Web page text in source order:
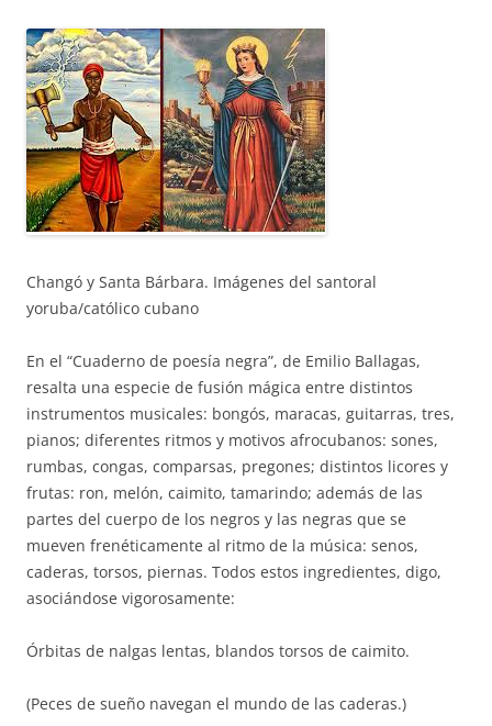
Changó y Santa Bárbara. Imágenes del santoral
yoruba/católico cubano
En el “Cuaderno de poesía negra”, de Emilio Ballagas,
resalta una especie de fusión mágica entre distintos
instrumentos musicales: bongós, maracas, guitarras, tres,
pianos; diferentes ritmos y motivos afrocubanos: sones,
rumbas, congas, comparsas, pregones; distintos licores y
frutas: ron, melón, caimito, tamarindo; además de las
partes del cuerpo de los negros y las negras que se
mueven frenéticamente al ritmo de la música: senos,
caderas, torsos, piernas. Todos estos ingredientes, digo,
asociándose vigorosamente:
Órbitas de nalgas lentas, blandos torsos de caimito.
(Peces de sueño navegan el mundo de las caderas.)